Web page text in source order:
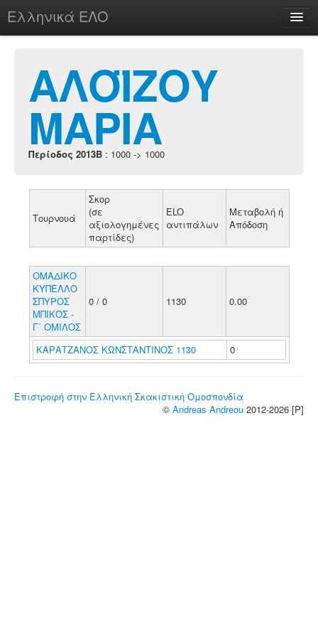
Ελληνικά ΕΛΟ
chesstu.be @ discord
Login
ΑΛΟΪΖΟΥ
ΜΑΡΙΑ
Περίοδος 2013B : 1000 -> 1000
Τουρνουά
Σκορ
(σε
αξιολογημένες
παρτίδες)
ELO
αντιπάλων
Μεταβολή ή
Απόδοση
ΟΜΑΔΙΚΟ
ΚΥΠΕΛΛΟ
ΣΠΥΡΟΣ
ΜΠΙΚΟΣ -
Γ΄ ΟΜΙΛΟΣ
0 / 0 1130 0.00
ΚΑΡΑΤΖΑΝΟΣ ΚΩΝΣΤΑΝΤΙΝΟΣ 1130 0
Επιστροφή στην Ελληνική Σκακιστική Ομοσπονδία
© Andreas Andreou 2012-2026 [P]